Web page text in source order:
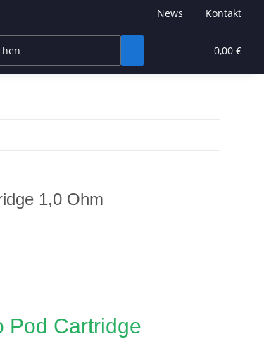
News Kontakt
0,00 €
Products High End
1,0 Ohm
Pod Cartridge